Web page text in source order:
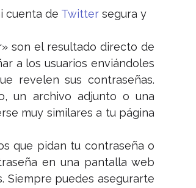
cuenta de Twitter segura y
son el resultado directo de
a los usuarios enviándoles
revelen sus contraseñas.
un archivo adjunto o una
muy similares a tu página
que pidan tu contraseña o
en una pantalla web
Siempre puedes asegurarte